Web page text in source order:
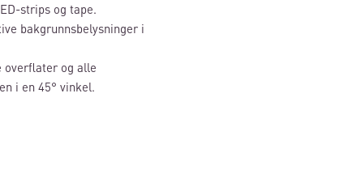
strips og tape.
bakgrunnsbelysninger i
overflater og alle
i en 45° vinkel.